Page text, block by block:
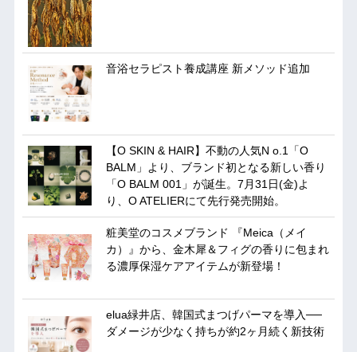
音浴セラピスト養成講座 新メソッド追加
【O SKIN & HAIR】不動の人気N o.1「O
BALM」より、ブランド初となる新しい香り
「O BALM 001」が誕生。7月31日(金)よ
り、O ATELIERにて先行発売開始。
粧美堂のコスメブランド 『Meica（メイ
カ）』から、金木犀＆フィグの香りに包まれ
る濃厚保湿ケアアイテムが新登場！
elua緑井店、韓国式まつげパーマを導入──
ダメージが少なく持ちが約2ヶ月続く新技術